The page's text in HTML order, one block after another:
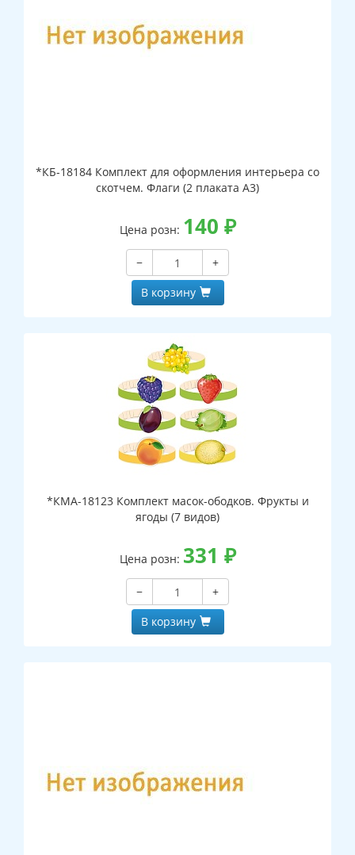
*КБ-18184 Комплект для оформления интерьера со
скотчем. Флаги (2 плаката А3)
Цена розн: 140 ₽
−
+
В корзину
*КМА-18123 Комплект масок-ободков. Фрукты и
ягоды (7 видов)
Цена розн: 331 ₽
−
+
В корзину